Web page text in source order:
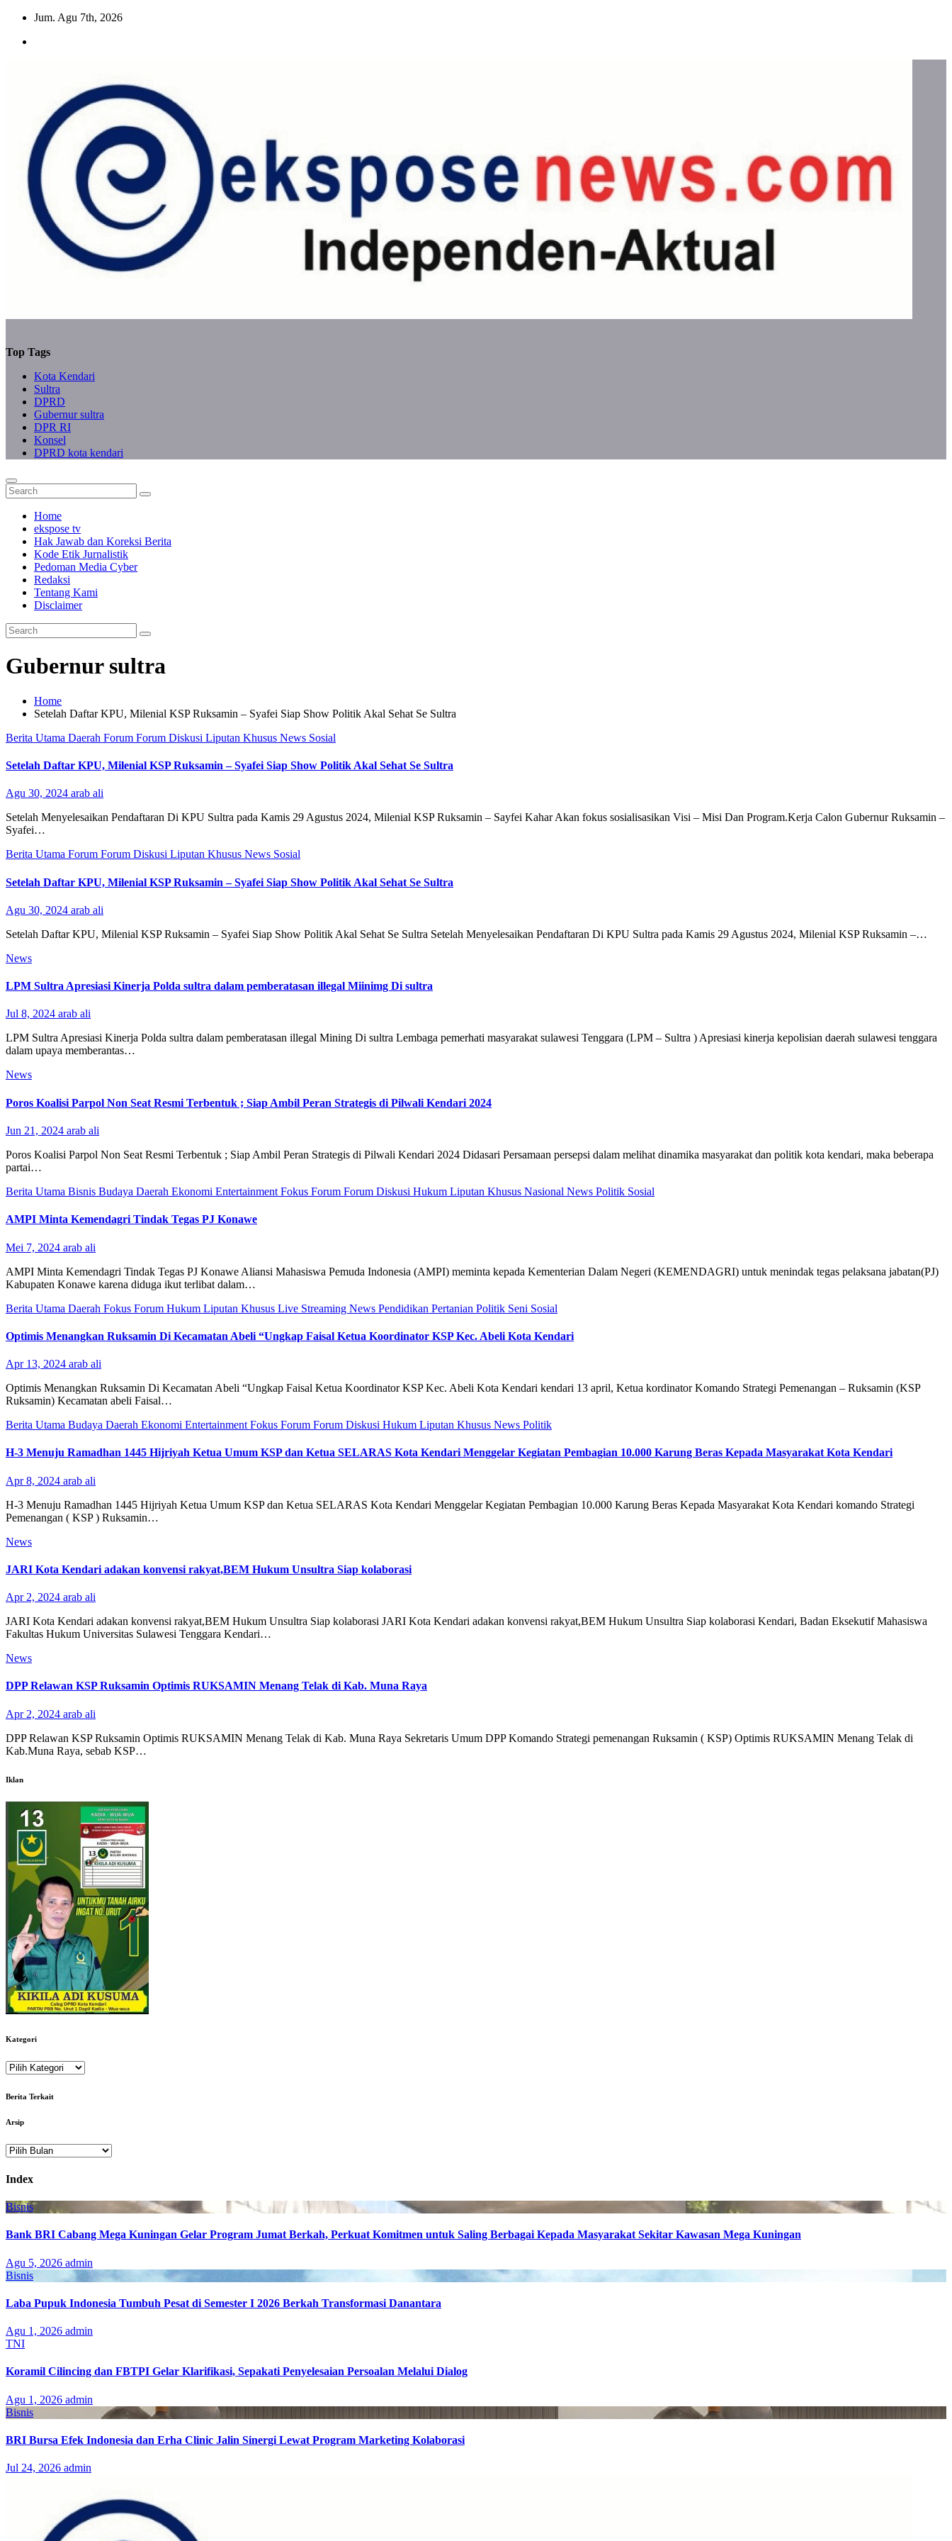
Skip
content
Jum. Agu 7th, 2026
Top Tags
Kota Kendari
Sultra
DPRD
Gubernur sultra
DPR RI
Konsel
DPRD kota kendari
Home
ekspose tv
Hak Jawab dan Koreksi Berita
Kode Etik Jurnalistik
Pedoman Media Cyber
Redaksi
Tentang Kami
Disclaimer
Gubernur sultra
Home
Setelah Daftar KPU, Milenial KSP Ruksamin – Syafei Siap Show Politik Akal Sehat Se Sultra
Berita Utama Daerah Forum Forum Diskusi Liputan Khusus News Sosial
Setelah Daftar KPU, Milenial KSP Ruksamin – Syafei Siap Show Politik Akal Sehat Se Sultra
Agu 30, 2024 arab ali
Setelah Menyelesaikan Pendaftaran Di KPU Sultra pada Kamis 29 Agustus 2024, Milenial KSP Ruksamin – Sayfei Kahar Akan fokus sosialisasikan Visi – Misi Dan Program.Kerja Calon Gubernur Ruksamin –
Syafei…
Berita Utama Forum Forum Diskusi Liputan Khusus News Sosial
Setelah Daftar KPU, Milenial KSP Ruksamin – Syafei Siap Show Politik Akal Sehat Se Sultra
Agu 30, 2024 arab ali
Setelah Daftar KPU, Milenial KSP Ruksamin – Syafei Siap Show Politik Akal Sehat Se Sultra Setelah Menyelesaikan Pendaftaran Di KPU Sultra pada Kamis 29 Agustus 2024, Milenial KSP Ruksamin –…
News
LPM Sultra Apresiasi Kinerja Polda sultra dalam pemberatasan illegal Miinimg Di sultra
Jul 8, 2024 arab ali
LPM Sultra Apresiasi Kinerja Polda sultra dalam pemberatasan illegal Mining Di sultra Lembaga pemerhati masyarakat sulawesi Tenggara (LPM – Sultra ) Apresiasi kinerja kepolisian daerah sulawesi tenggara
dalam upaya memberantas…
News
Poros Koalisi Parpol Non Seat Resmi Terbentuk ; Siap Ambil Peran Strategis di Pilwali Kendari 2024
Jun 21, 2024 arab ali
Poros Koalisi Parpol Non Seat Resmi Terbentuk ; Siap Ambil Peran Strategis di Pilwali Kendari 2024 Didasari Persamaan persepsi dalam melihat dinamika masyarakat dan politik kota kendari, maka beberapa
partai…
Berita Utama Bisnis Budaya Daerah Ekonomi Entertainment Fokus Forum Forum Diskusi Hukum Liputan Khusus Nasional News Politik Sosial
AMPI Minta Kemendagri Tindak Tegas PJ Konawe
Mei 7, 2024 arab ali
AMPI Minta Kemendagri Tindak Tegas PJ Konawe Aliansi Mahasiswa Pemuda Indonesia (AMPI) meminta kepada Kementerian Dalam Negeri (KEMENDAGRI) untuk menindak tegas pelaksana jabatan(PJ)
Kabupaten Konawe karena diduga ikut terlibat dalam…
Berita Utama Daerah Fokus Forum Hukum Liputan Khusus Live Streaming News Pendidikan Pertanian Politik Seni Sosial
Optimis Menangkan Ruksamin Di Kecamatan Abeli “Ungkap Faisal Ketua Koordinator KSP Kec. Abeli Kota Kendari
Apr 13, 2024 arab ali
Optimis Menangkan Ruksamin Di Kecamatan Abeli “Ungkap Faisal Ketua Koordinator KSP Kec. Abeli Kota Kendari kendari 13 april, Ketua kordinator Komando Strategi Pemenangan – Ruksamin (KSP
Ruksamin) Kecamatan abeli Faisal…
Berita Utama Budaya Daerah Ekonomi Entertainment Fokus Forum Forum Diskusi Hukum Liputan Khusus News Politik
H-3 Menuju Ramadhan 1445 Hijriyah Ketua Umum KSP dan Ketua SELARAS Kota Kendari Menggelar Kegiatan Pembagian 10.000 Karung Beras Kepada Masyarakat Kota Kendari
Apr 8, 2024 arab ali
H-3 Menuju Ramadhan 1445 Hijriyah Ketua Umum KSP dan Ketua SELARAS Kota Kendari Menggelar Kegiatan Pembagian 10.000 Karung Beras Kepada Masyarakat Kota Kendari komando Strategi
Pemenangan ( KSP ) Ruksamin…
News
JARI Kota Kendari adakan konvensi rakyat,BEM Hukum Unsultra Siap kolaborasi
Apr 2, 2024 arab ali
JARI Kota Kendari adakan konvensi rakyat,BEM Hukum Unsultra Siap kolaborasi JARI Kota Kendari adakan konvensi rakyat,BEM Hukum Unsultra Siap kolaborasi Kendari, Badan Eksekutif Mahasiswa
Fakultas Hukum Universitas Sulawesi Tenggara Kendari…
News
DPP Relawan KSP Ruksamin Optimis RUKSAMIN Menang Telak di Kab. Muna Raya
Apr 2, 2024 arab ali
DPP Relawan KSP Ruksamin Optimis RUKSAMIN Menang Telak di Kab. Muna Raya Sekretaris Umum DPP Komando Strategi pemenangan Ruksamin ( KSP) Optimis RUKSAMIN Menang Telak di
Kab.Muna Raya, sebab KSP…
Iklan
Kategori
Kategori
Berita Terkait
Arsip
Arsip
Index
Bisnis
Bank BRI Cabang Mega Kuningan Gelar Program Jumat Berkah, Perkuat Komitmen untuk Saling Berbagai Kepada Masyarakat Sekitar Kawasan Mega Kuningan
Agu 5, 2026 admin
Bisnis
Laba Pupuk Indonesia Tumbuh Pesat di Semester I 2026 Berkah Transformasi Danantara
Agu 1, 2026 admin
TNI
Koramil Cilincing dan FBTPI Gelar Klarifikasi, Sepakati Penyelesaian Persoalan Melalui Dialog
Agu 1, 2026 admin
Bisnis
BRI Bursa Efek Indonesia dan Erha Clinic Jalin Sinergi Lewat Program Marketing Kolaborasi
Jul 24, 2026 admin